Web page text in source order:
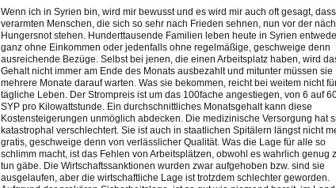
Wenn ich in Syrien bin, wird mir bewusst und es wird mir auch oft gesagt,
verarmten Menschen, die sich so sehr nach Frieden sehnen, nun vor der
Hungersnot stehen. Hunderttausende Familien leben heute in Syrien
ganz ohne Einkommen oder jedenfalls ohne regelmäßige, geschweige denn
ausreichende Bezüge. Selbst bei jenen, die einen Arbeitsplatz haben, wird
Gehalt nicht immer am Ende des Monats ausbezahlt und mitunter müssen sie
mehrere Monate darauf warten. Was sie bekommen, reicht bei weitem nicht
tägliche Leben. Der Strompreis ist um das 100fache angestiegen, von 6 auf
SYP pro Kilowattstunde. Ein durchschnittliches Monatsgehalt kann diese
Kostensteigerungen unmöglich abdecken. Die medizinische Versorgung hat
katastrophal verschlechtert. Sie ist auch in staatlichen Spitälern längst nicht
gratis, geschweige denn von verlässlicher Qualität. Was die Lage für alle so
schlimm macht, ist das Fehlen von Arbeitsplätzen, obwohl es wahrlich genug
tun gäbe. Die Wirtschaftssanktionen wurden zwar aufgehoben bzw. sind sie
ausgelaufen, aber die wirtschaftliche Lage ist trotzdem schlechter geworden.